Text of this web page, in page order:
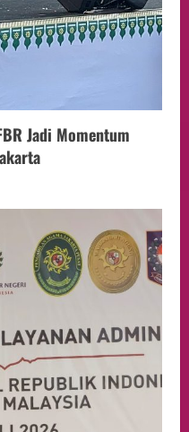
Jadi Momentum